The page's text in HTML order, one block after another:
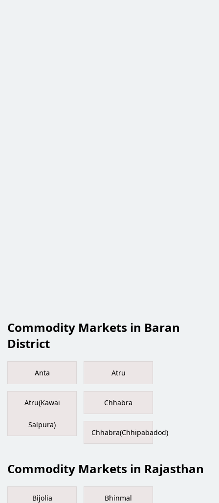
Commodity Markets in Baran
District
Anta Atru
Atru(Kawai
Salpura)
Chhabra
Chhabra(Chhipabadod)
Commodity Markets in Rajasthan
Bijolia Bhinmal